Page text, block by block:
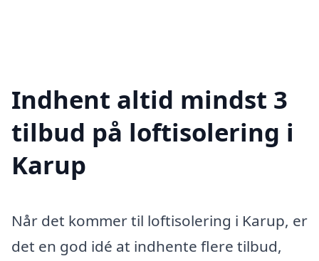
Indhent altid mindst 3
tilbud på loftisolering i
Karup
Når det kommer til loftisolering i Karup, er
det en god idé at indhente flere tilbud,